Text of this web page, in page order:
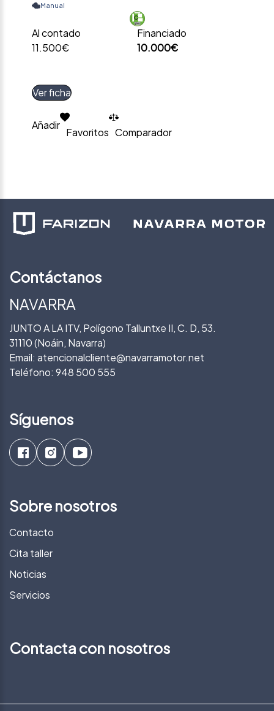
Manual
Al contado
11.500€
Financiado
10.000€
Ver ficha
Añadir
Favoritos Comparador
Contáctanos
NAVARRA
JUNTO A LA ITV, Polígono Talluntxe II, C. D, 53.
31110 (Noáin, Navarra)
Email: atencionalcliente@navarramotor.net
Teléfono: 948 500 555
Síguenos
Sobre nosotros
Contacto
Cita taller
Noticias
Servicios
Contacta con nosotros